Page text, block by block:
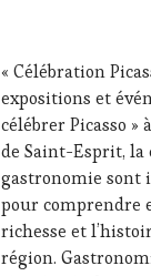
MÉDIAS,
PRESSE
ÉCRITE,
RADIO,
TV,
WEB,
OENOTOURISME
2023
« Célébration
expositions et
célébrer Picasso »
de Saint-Esprit,
gastronomie
pour comprendre
richesse et
région.